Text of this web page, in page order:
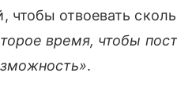
чтобы отвоевать
время, чтобы
.